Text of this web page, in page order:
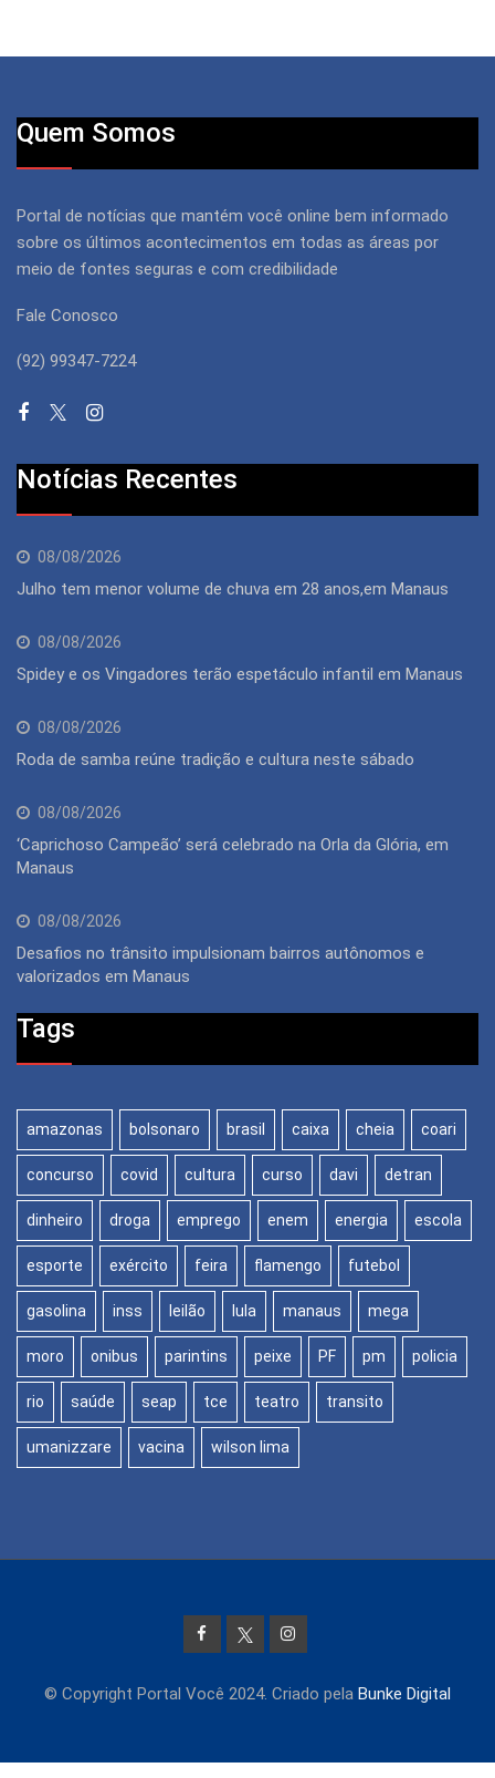
Quem Somos
Portal de notícias que mantém você online bem informado
sobre os últimos acontecimentos em todas as áreas por
meio de fontes seguras e com credibilidade
Fale Conosco
(92) 99347-7224
Notícias Recentes
08/08/2026
Julho tem menor volume de chuva em 28 anos,em Manaus
08/08/2026
Spidey e os Vingadores terão espetáculo infantil em Manaus
08/08/2026
Roda de samba reúne tradição e cultura neste sábado
08/08/2026
‘Caprichoso Campeão’ será celebrado na Orla da Glória, em
Manaus
08/08/2026
Desafios no trânsito impulsionam bairros autônomos e
valorizados em Manaus
Tags
amazonas bolsonaro brasil caixa cheia coari
concurso covid cultura curso davi detran
dinheiro droga emprego enem energia escola
esporte exército feira flamengo futebol
gasolina inss leilão lula manaus mega
moro onibus parintins peixe PF pm policia
rio saúde seap tce teatro transito
umanizzare vacina wilson lima
© Copyright Portal Você 2024. Criado pela Bunke Digital